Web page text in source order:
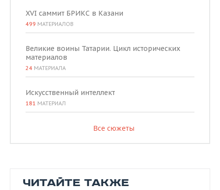
XVI саммит БРИКС в Казани
499 МАТЕРИАЛОВ
Великие воины Татарии. Цикл исторических
материалов
24 МАТЕРИАЛА
Искусственный интеллект
181 МАТЕРИАЛ
Все сюжеты
ЧИТАЙТЕ ТАКЖЕ